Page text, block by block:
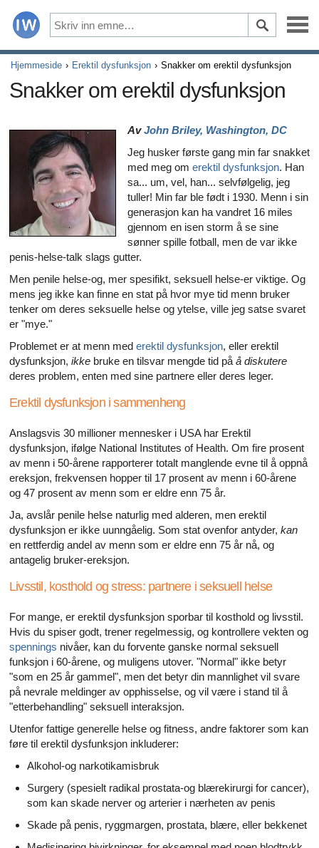
Sykdommer
Symptomer
Legemidler og kosttilskudd
Sunn livsstil
Alle artikler om hvordan hjertet ditt påvirker din
Alle artikler om depresjon og erektil dysfunksjon
Alle artikler om erektil dysfunksjon
Alle artikler om relasjoner og erektil dysfunksjon
Alle artikler om diabetes og erektil dysfunksjon
Alle artikler om seksuelt overførbare sykdommer (SOS)
Alle artikler om mannlige reproduksjonssystemet
Alle artikler om Alzheimers sykdom
Hjemmeside Erektil dysfunksjon Snakker om erektil dysfunksjon
Snakker om erektil dysfunksjon
AvJohn Briley, Washington, DC
Jeg husker første gang min far snakket
med meg om erektil dysfunksjon. Han
sa... um, vel, han... selvfølgelig, jeg
tuller! Min far ble født i 1930. Menn i sin
generasjon kan ha vandret 16 miles
gjennom en isen storm å se sine
sønner spille fotball, men de var ikke
penis-helse-talk slags gutter.
Men penile helse-og, mer spesifikt, seksuell helse-er viktige. Og
mens jeg ikke kan finne en stat på hvor mye tid menn bruker
tenker om deres seksuelle helse og ytelse, ville jeg satse svaret
er "mye."
Problemet er at menn med erektil dysfunksjon, eller erektil
dysfunksjon, ikke bruke en tilsvar mengde tid på å diskutere
deres problem, enten med sine partnere eller deres leger.
Erektil dysfunksjon i sammenheng
Anslagsvis 30 millioner mennesker i USA har Erektil
dysfunksjon, ifølge National Institutes of Health. Om fire prosent
av menn i 50-årene rapporterer totalt manglende evne til å oppnå
ereksjon, frekvensen hopper til 17 prosent av menn i 60-årene
og 47 prosent av menn som er eldre enn 75 år.
Ja, avslår penile helse naturlig med alderen, men erektil
dysfunksjon er ikke uunngåelig. Som stat ovenfor antyder, kan
en rettferdig andel av menn som er eldre enn 75 år nå, og
antagelig bruker-ereksjon.
Livsstil, kosthold og stress: partnere i seksuell helse
For mange, er erektil dysfunksjon sporbar til kosthold og livsstil.
Hvis du spiser godt, trener regelmessig, og kontrollere vekten og
spennings nivåer, kan du forvente ganske normal seksuell
funksjon i 60-årene, og muligens utover. "Normal" ikke betyr
"som en 25 år gammel", men det betyr din mannlighet vil svare
på nevrale meldinger av opphisselse, og vil være i stand til å
"etterbehandling" seksuell interaksjon.
Utenfor fattige generelle helse og fitness, andre faktorer som kan
føre til erektil dysfunksjon inkluderer:
Alkohol-og narkotikamisbruk
Surgery (spesielt radikal prostata-og blærekirurgi for cancer),
som kan skade nerver og arterier i nærheten av penis
Skade på penis, ryggmargen, prostata, blære, eller bekkenet